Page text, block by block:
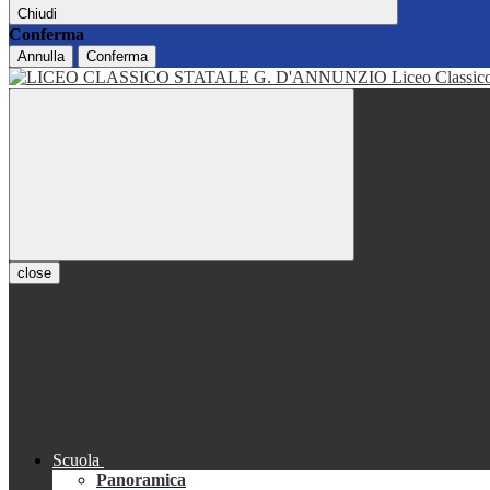
Chiudi
Conferma
Annulla Conferma
Liceo
close
Scuola
Panoramica